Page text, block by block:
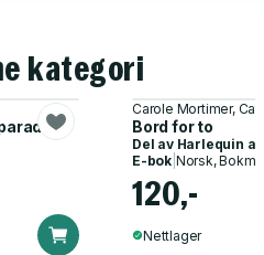
kategori
Carole Mortimer,
Bord for to
Del av Harlequin
E-bok| Norsk,
120,-
Nettlager